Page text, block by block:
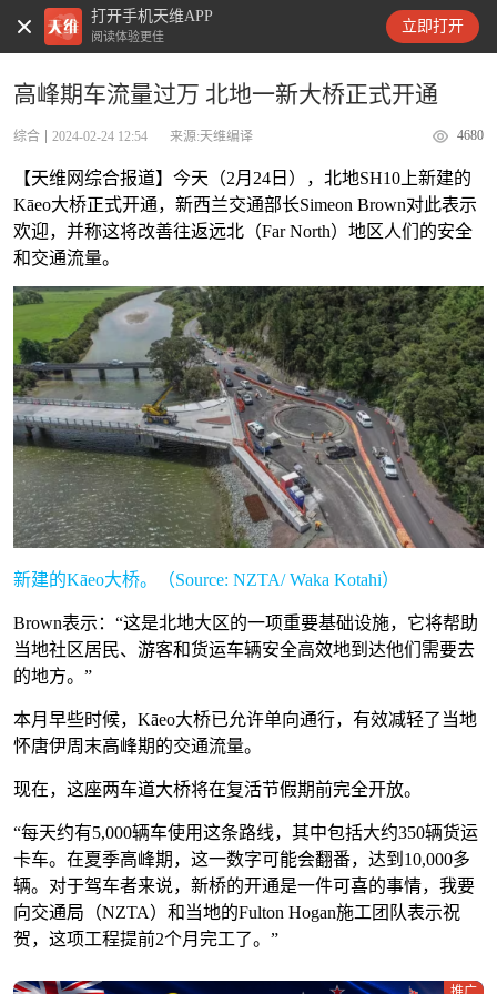
打开手机天维APP
阅读体验更佳
立即打开
天维新闻
高峰期车流量过万 北地一新大桥正式开通
综合 2024-02-24 12:54 来源:天维编译 4680
【天维网综合报道】今天（2月24日），北地SH10上新建的
Kāeo大桥正式开通，新西兰交通部长Simeon Brown对此表示
欢迎，并称这将改善往返远北（Far North）地区人们的安全
和交通流量。
新建的Kāeo大桥。（Source: NZTA/ Waka Kotahi）
Brown表示：“这是北地大区的一项重要基础设施，它将帮助
当地社区居民、游客和货运车辆安全高效地到达他们需要去
的地方。”
本月早些时候，Kāeo大桥已允许单向通行，有效减轻了当地
怀唐伊周末高峰期的交通流量。
现在，这座两车道大桥将在复活节假期前完全开放。
“每天约有5,000辆车使用这条路线，其中包括大约350辆货运
卡车。在夏季高峰期，这一数字可能会翻番，达到10,000多
辆。对于驾车者来说，新桥的开通是一件可喜的事情，我要
向交通局（NZTA）和当地的Fulton Hogan施工团队表示祝
贺，这项工程提前2个月完工了。”